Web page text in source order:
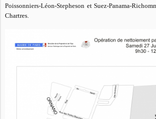
Poissonniers-Léon-Stepheson et Suez-Panama-
Chartres.